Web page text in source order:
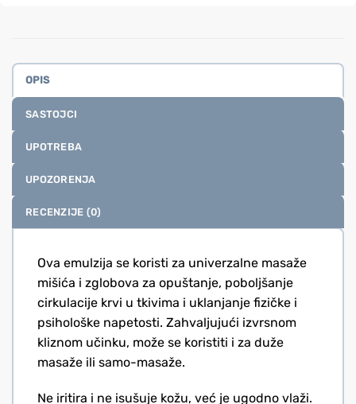
OPIS
SASTOJCI
UPOTREBA
UPOZORENJA
RECENZIJE (0)
Ova emulzija se koristi za univerzalne masaže
mišića i zglobova za opuštanje, poboljšanje
cirkulacije krvi u tkivima i uklanjanje fizičke i
psihološke napetosti. Zahvaljujući izvrsnom
kliznom učinku, može se koristiti i za duže
masaže ili samo-masaže.
Ne iritira i ne isušuje kožu, već je ugodno vlaži.